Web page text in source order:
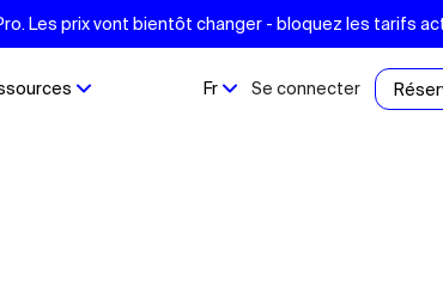
Les prix vont bientôt changer - bloquez les tarifs
Fr Se connecter